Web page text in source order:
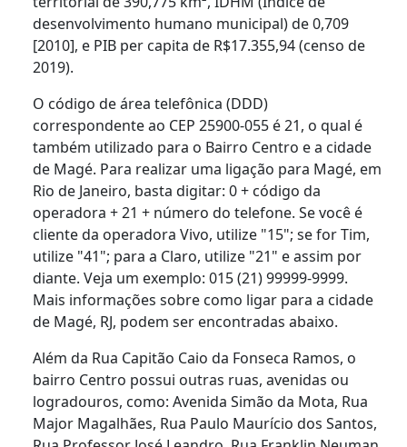
desenvolvimento humano municipal) de 0,709
[2010], e PIB per capita de R$17.355,94 (censo de
2019).
O código de área telefônica (DDD)
correspondente ao CEP 25900-055 é 21, o qual é
também utilizado para o Bairro Centro e a cidade
de Magé. Para realizar uma ligação para Magé, em
Rio de Janeiro, basta digitar: 0 + código da
operadora + 21 + número do telefone. Se você é
cliente da operadora Vivo, utilize "15"; se for Tim,
utilize "41"; para a Claro, utilize "21" e assim por
diante. Veja um exemplo: 015 (21) 99999-9999.
Mais informações sobre como ligar para a cidade
de Magé, RJ, podem ser encontradas abaixo.
Além da Rua Capitão Caio da Fonseca Ramos, o
bairro Centro possui outras ruas, avenidas ou
logradouros, como: Avenida Simão da Mota, Rua
Major Magalhães, Rua Paulo Maurício dos Santos,